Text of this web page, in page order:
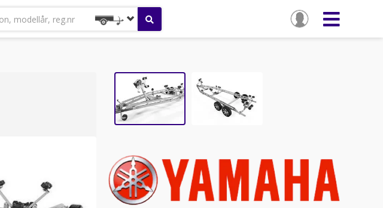
modellår, reg.nr